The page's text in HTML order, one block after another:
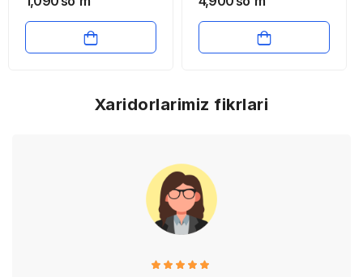
Xaridorlarimiz fikrlari